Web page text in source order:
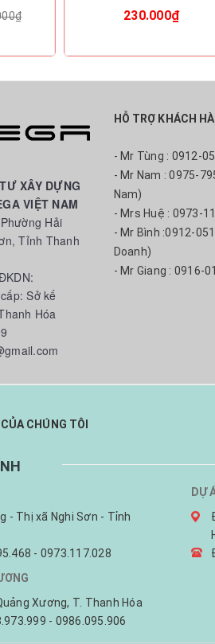
230.000₫
XÂY DỰNG
VIỆT NAM
Hải
Tỉnh Thanh
Sở kế
Hóa
HỖ TRỢ KHÁCH
- Mr Tùng : 0912-
- Mr Nam : 0975-
Nam)
- Mrs Huệ : 0973-
- Mr Bình :0912-
Doanh)
- Mr Giang : 0916-
CHÚNG TÔI
- Thị xã Nghi Sơn - Tỉnh
- 0973.117.028
DỰ
Xương, T. Thanh Hóa
- 0986.095.906